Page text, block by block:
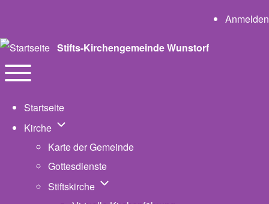
User
Anmelden
Stifts-Kirchengemeinde Wunstorf
Navigation
Startseite
Kirche Unternavigation von Kirche
Karte der Gemeinde
Gottesdienste
Stiftskirche Unternavigation von Stiftskirche